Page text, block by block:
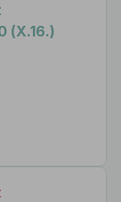
(X.16.)